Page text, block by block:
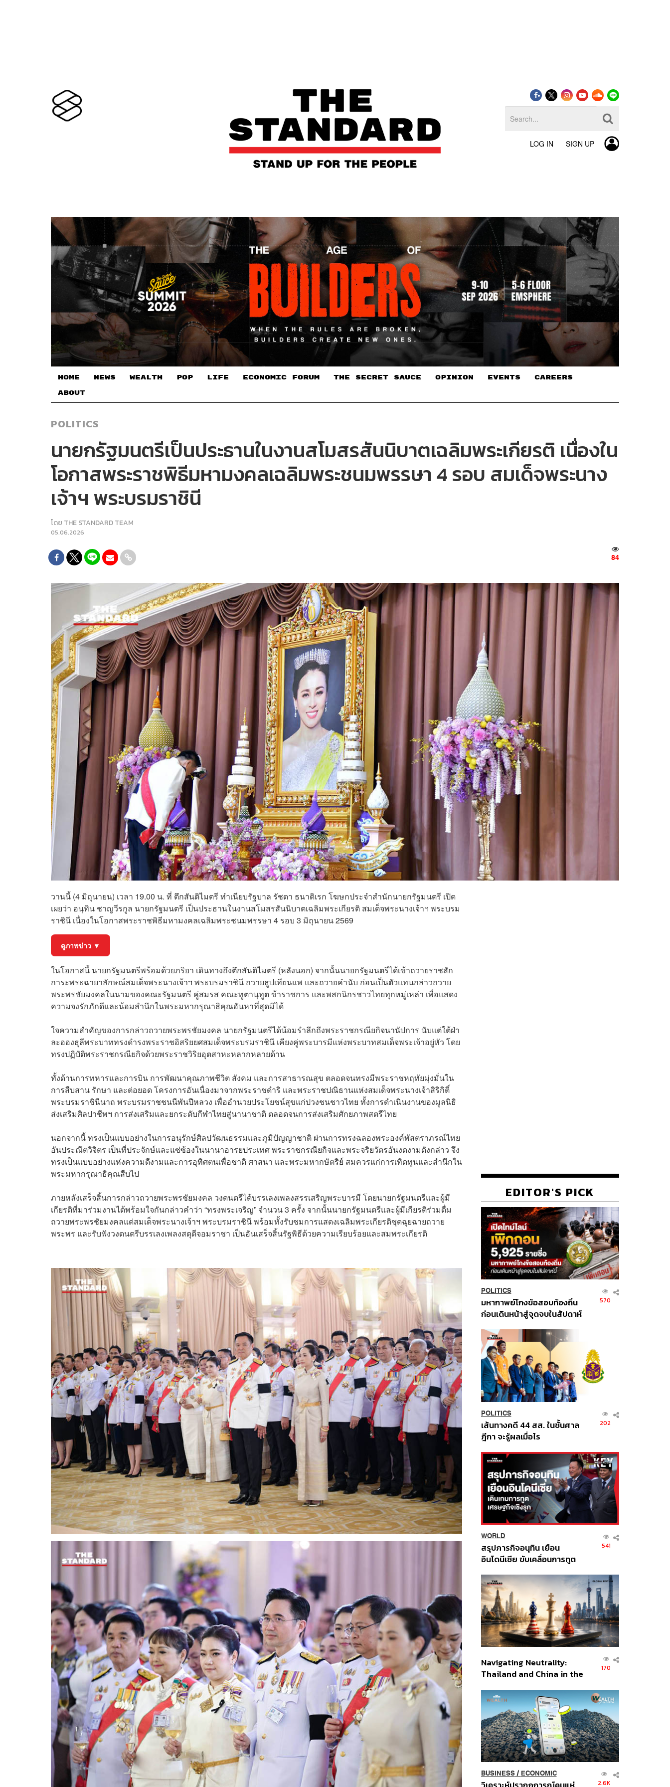
LOG IN SIGN UP
HOME NEWS WEALTH POP LIFE ECONOMIC FORUM THE SECRET SAUCE​ OPINION EVENTS CAREERS
ABOUT
POLITICS
นายกรัฐมนตรีเป็นประธานในงานสโมสรสันนิบาตเฉลิมพระเกียรติ เนื่องใน
โอกาสพระราชพิธีมหามงคลเฉลิมพระชนมพรรษา 4 รอบ สมเด็จพระนาง
เจ้าฯ พระบรมราชินี
โดย THE STANDARD TEAM
05.06.2026
84
วานนี้ (4 มิถุนายน) เวลา 19.00 น. ที่ ตึกสันติไมตรี ทำเนียบรัฐบาล รัชดา ธนาดิเรก โฆษกประจำสำนักนายกรัฐมนตรี เปิด
เผยว่า อนุทิน ชาญวีรกูล นายกรัฐมนตรี เป็นประธานในงานสโมสรสันนิบาตเฉลิมพระเกียรติ สมเด็จพระนางเจ้าฯ พระบรม
ราชินี เนื่องในโอกาสพระราชพิธีมหามงคลเฉลิมพระชนมพรรษา 4 รอบ 3 มิถุนายน 2569
ดูภาพข่าว ▼
ในโอกาสนี้ นายกรัฐมนตรีพร้อมด้วยภริยา เดินทางถึงตึกสันติไมตรี (หลังนอก) จากนั้นนายกรัฐมนตรีได้เข้าถวายราชสัก
การะพระฉายาลักษณ์สมเด็จพระนางเจ้าฯ พระบรมราชินี ถวายธูปเทียนแพ และถวายคำนับ ก่อนเป็นตัวแทนกล่าวถวาย
พระพรชัยมงคลในนามของคณะรัฐมนตรี คู่สมรส คณะทูตานุทูต ข้าราชการ และพสกนิกรชาวไทยทุกหมู่เหล่า เพื่อแสดง
ความจงรักภักดีและน้อมสำนึกในพระมหากรุณาธิคุณอันหาที่สุดมิได้
ใจความสำคัญของการกล่าวถวายพระพรชัยมงคล นายกรัฐมนตรีได้น้อมรำลึกถึงพระราชกรณียกิจนานัปการ นับแต่ใต้ฝ่า
ละอองธุลีพระบาททรงดำรงพระราชอิสริยยศสมเด็จพระบรมราชินี เคียงคู่พระบารมีแห่งพระบาทสมเด็จพระเจ้าอยู่หัว โดย
ทรงปฏิบัติพระราชกรณียกิจด้วยพระราชวิริยอุตสาหะหลากหลายด้าน
ทั้งด้านการทหารและการบิน การพัฒนาคุณภาพชีวิต สังคม และการสาธารณสุข ตลอดจนทรงมีพระราชหฤทัยมุ่งมั่นใน
การสืบสาน รักษา และต่อยอด โครงการอันเนื่องมาจากพระราชดำริ และพระราชปณิธานแห่งสมเด็จพระนางเจ้าสิริกิติ์
พระบรมราชินีนาถ พระบรมราชชนนีพันปีหลวง เพื่ออำนวยประโยชน์สุขแก่ปวงชนชาวไทย ทั้งการดำเนินงานของมูลนิธิ
ส่งเสริมศิลปาชีพฯ การส่งเสริมและยกระดับกีฬาไทยสู่นานาชาติ ตลอดจนการส่งเสริมศักยภาพสตรีไทย
นอกจากนี้ ทรงเป็นแบบอย่างในการอนุรักษ์ศิลปวัฒนธรรมและภูมิปัญญาชาติ ผ่านการทรงฉลองพระองค์พัสตราภรณ์ไทย
อันประณีตวิจิตร เป็นที่ประจักษ์และแซ่ซ้องในนานาอารยประเทศ พระราชกรณียกิจและพระจริยวัตรอันงดงามดังกล่าว จึง
ทรงเป็นแบบอย่างแห่งความดีงามและการอุทิศตนเพื่อชาติ ศาสนา และพระมหากษัตริย์ สมควรแก่การเทิดทูนและสำนึกใน
พระมหากรุณาธิคุณสืบไป
ภายหลังเสร็จสิ้นการกล่าวถวายพระพรชัยมงคล วงดนตรีได้บรรเลงเพลงสรรเสริญพระบารมี โดยนายกรัฐมนตรีและผู้มี
เกียรติที่มาร่วมงานได้พร้อมใจกันกล่าวคำว่า “ทรงพระเจริญ” จำนวน 3 ครั้ง จากนั้นนายกรัฐมนตรีและผู้มีเกียรติร่วมดื่ม
ถวายพระพรชัยมงคลแด่สมเด็จพระนางเจ้าฯ พระบรมราชินี พร้อมทั้งรับชมการแสดงเฉลิมพระเกียรติชุดฉุยฉายถวาย
พระพร และรับฟังวงดนตรีบรรเลงเพลงสดุดีจอมราชา เป็นอันเสร็จสิ้นรัฐพิธีด้วยความเรียบร้อยและสมพระเกียรติ
EDITOR'S PICK
POLITICS
มหากาพย์โกงข้อสอบท้องถิ่น
ก่อนเดินหน้าสู่จุดจบในสัปดาห์
570
POLITICS
เส้นทางคดี 44 สส. ในชั้นศาล
ฎีกา จะรู้ผลเมื่อไร
202
WORLD
สรุปภารกิจอนุทิน เยือน
อินโดนีเซีย ขับเคลื่อนการทูต
ส่วนยุทธศาสตร์ไทย –
อินโดนีเซีย
541
Navigating Neutrality:
Thailand and China in the
Order
170
BUSINESS/ ECONOMIC
2.6K